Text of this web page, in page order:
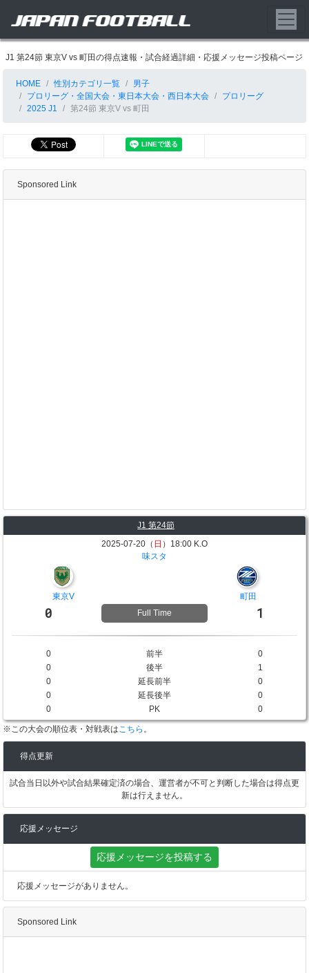
J1 第24節 東京V vs 町田の得点速報・試合経過詳細・応援メッセージ投稿ページ
HOME 性別カテゴリ一覧
男子
プロリーグ・全国大会・東日本大会・西日本大会
プロリーグ
2025 J1
第24節 東京V vs 町田
Sponsored Link
J1 第24節
2025-07-20（ 日 ）18:00 K.O
味スタ
東京V 町田
0 Full Time 1
0 前半
0
0
後半
1
0
延長前半
0
0
延長後半
0
0
PK 0
※この大会の順位表・対戦表はこちら 。
得点更新
試合当日以外や試合結果確定済の場合、運営者が不可と判断した場合は得点更
新は行えません。
応援メッセージ
応援メッセージを投稿する
応援メッセージがありません。
Sponsored Link